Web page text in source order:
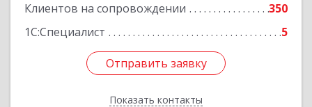
Клиентов на сопровождении
350
1С:Специалист
5
Отправить заявку
Показать контакты
Отправить заявку
Назад